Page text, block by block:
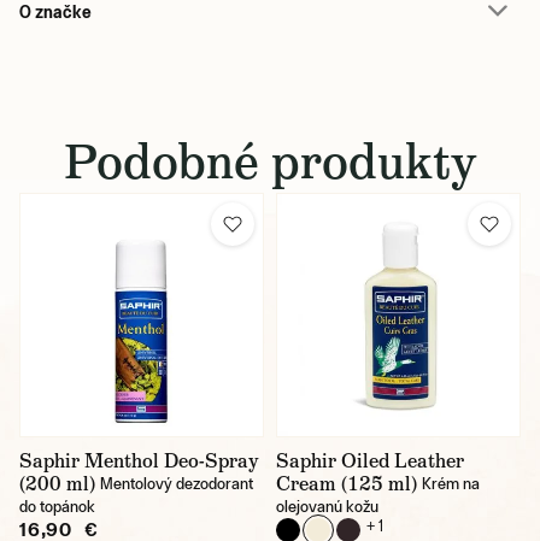
O značke
Podobné produkty
Saphir Menthol Deo-Spray
(200 ml) Mentolový dezodorant
do topánok
16,90 €
Saphir Oiled Leather
Cream (125 ml) Krém na
olejovanú kožu
+ 1